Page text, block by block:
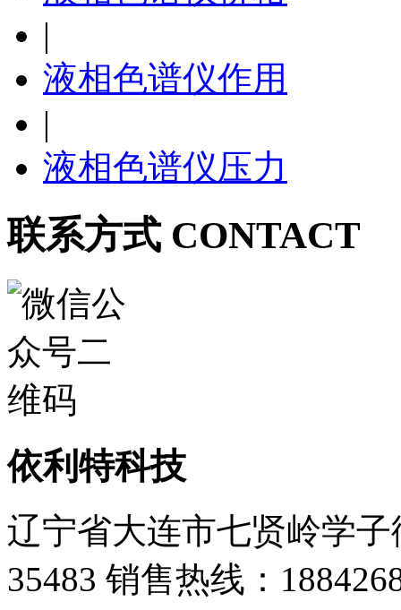
|
液相色谱仪作用
|
液相色谱仪压力
联系方式 CONTACT
依利特科技
辽宁省大连市七贤岭学子
35483 销售热线：